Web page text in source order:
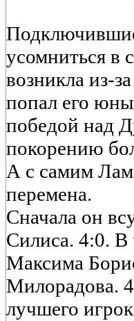
усомниться в
возникла из-
попал его
победой над
покорению
А с самим
перемена.
Сначала он
Силиса. 4:0. В
Максима
Милорадова.
лучшего